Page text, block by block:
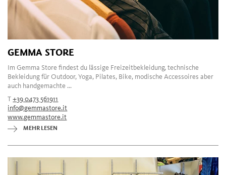
GEMMA STORE
Im Gemma Store findest du lässige Freizeitbekleidung, technische
Bekleidung für Outdoor, Yoga, Pilates, Bike, modische Accessoires aber
auch handgemachte ...
T+39 0473 561911
info@gemmastore.it
www.gemmastore.it
MEHR LESEN